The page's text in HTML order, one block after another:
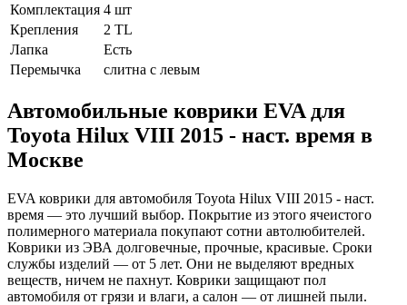
Комплектация 4 шт
Крепления
2 TL
Лапка
Есть
Перемычка
слитна с левым
Автомобильные коврики EVA для
Toyota Hilux VIII 2015 - наст. время в
Москве
EVA коврики для автомобиля Toyota Hilux VIII 2015 - наст.
время — это лучший выбор. Покрытие из этого ячеистого
полимерного материала покупают сотни автолюбителей.
Коврики из ЭВА долговечные, прочные, красивые. Сроки
службы изделий — от 5 лет. Они не выделяют вредных
веществ, ничем не пахнут. Коврики защищают пол
автомобиля от грязи и влаги, а салон — от лишней пыли.